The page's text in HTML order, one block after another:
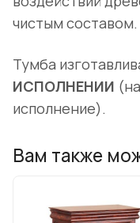
чистым составом.
Тумба
ИСПОЛНЕНИИ
исполнение).
Вам также